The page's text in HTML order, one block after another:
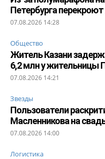
Петербурга
07.08.2026 14:28
Общество
Житель Казани
6,2 млн у жительницы
07.08.2026 14:21
Звезды
Пользователи
Масленникова на
07.08.2026 14:00
Логистика